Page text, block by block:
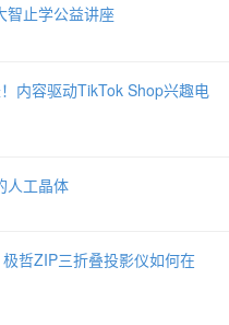
智止学公益讲座
内容驱动TikTok Shop兴趣电
人工晶体
哲ZIP三折叠投影仪如何在